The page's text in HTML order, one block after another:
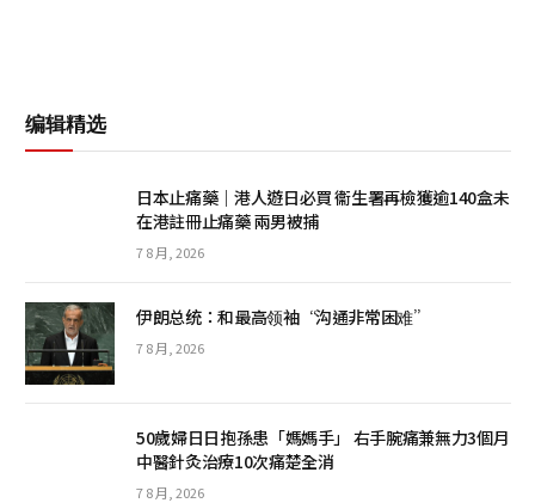
编辑精选
日本止痛藥｜港人遊日必買 衞生署再檢獲逾140盒未
在港註冊止痛藥 兩男被捕
7 8 月, 2026
伊朗总统：和最高领袖“沟通非常困难”
7 8 月, 2026
50歲婦日日抱孫患「媽媽手」 右手腕痛兼無力3個月
中醫針灸治療10次痛楚全消
7 8 月, 2026